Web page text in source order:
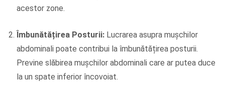
acestor zone.
Îmbunătățirea Posturii: Lucrarea asupra mușchilor
abdominali poate contribui la îmbunătățirea posturii.
Previne slăbirea mușchilor abdominali care ar putea duce
la un spate inferior încovoiat.